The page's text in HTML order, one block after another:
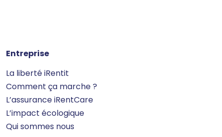
Entreprise
La liberté iRentit
Comment ça marche ?
L’assurance iRentCare
L’impact écologique
Qui sommes nous